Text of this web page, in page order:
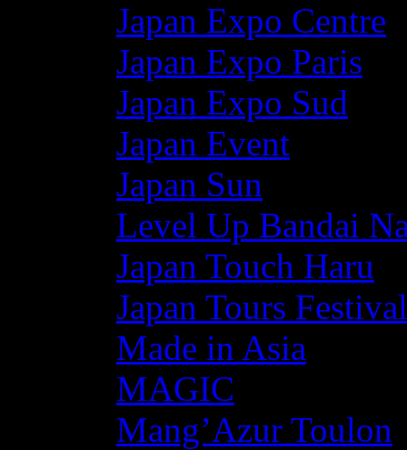
Japan Expo Centre
Japan Expo Paris
Japan Expo Sud
Japan Event
Japan Sun
Level Up Bandai
Japan Touch Haru
Japan Tours Festival
Made in Asia
MAGIC
Mang’Azur Toulon